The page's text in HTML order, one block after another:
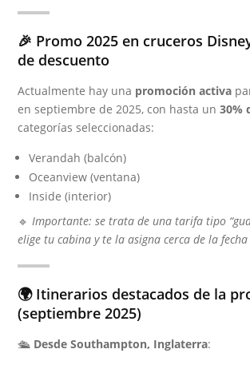
🎉 Promo 2025 en cruceros
de descuento
Actualmente hay una promoción activa
en septiembre de 2025, con hasta un30%
categorías seleccionadas:
Verandah (balcón)
Oceanview (ventana)
Inside (interior)
🔹 Importante: se trata de una tarifa tipo
elige tu cabina y te la asigna cerca de la
🌍 Itinerarios destacados de la
(septiembre 2025)
🛳 Desde Southampton, Inglaterra: